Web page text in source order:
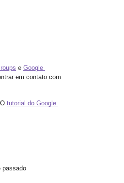
e Google
em contato com
tutorial do Google
passado